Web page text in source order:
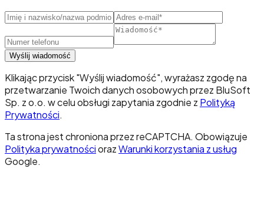
Wyślij wiadomość
Klikając przycisk "Wyślij wiadomość", wyrażasz zgodę na
przetwarzanie Twoich danych osobowych przez BluSoft
Sp. z o.o. w celu obsługi zapytania zgodnie z Polityką
Prywatności.
Ta strona jest chroniona przez reCAPTCHA. Obowiązuje
Polityka prywatnościorazWarunki korzystania z usług
Google.